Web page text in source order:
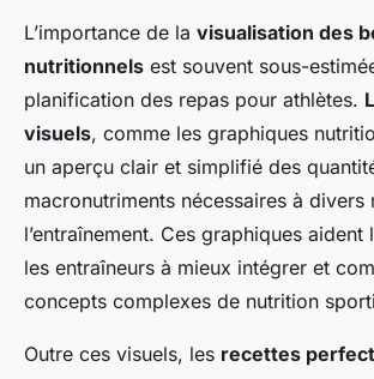
L’importance de la visualisation des
nutritionnels est souvent sous-
planification des repas pour athlètes.
visuels, comme les graphiques
un aperçu clair et simplifié des
macronutriments nécessaires à divers
l’entraînement. Ces graphiques aident
les entraîneurs à mieux intégrer et
concepts complexes de nutrition
Outre ces visuels, les recettes